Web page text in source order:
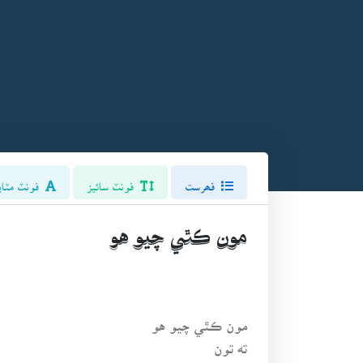
فونٽ سائيز فونٽ
مون ڪٿي چيو هو